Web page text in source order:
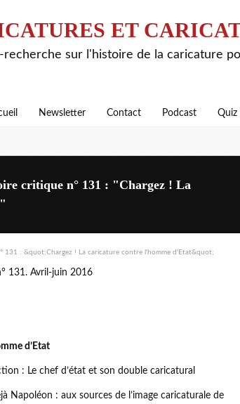
ET
recherche sur l'histoire de la caricature
Newsletter Contact Podcast Quiz
critique n° 131 : "Chargez ! La
131. Avril-juin 2016
d’Etat
: Le chef d’état et son double caricatural
Napoléon : aux sources de l’image caricaturale de